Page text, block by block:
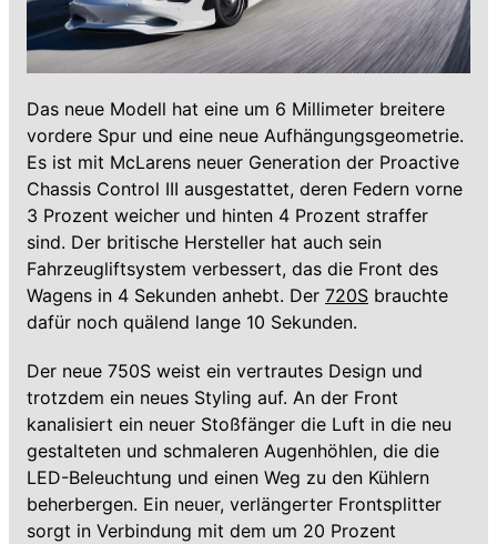
Das neue Modell hat eine um 6 Millimeter breitere
vordere Spur und eine neue Aufhängungsgeometrie.
Es ist mit McLarens neuer Generation der Proactive
Chassis Control III ausgestattet, deren Federn vorne
3 Prozent weicher und hinten 4 Prozent straffer
sind. Der britische Hersteller hat auch sein
Fahrzeugliftsystem verbessert, das die Front des
Wagens in 4 Sekunden anhebt. Der 720S brauchte
dafür noch quälend lange 10 Sekunden.
Der neue 750S weist ein vertrautes Design und
trotzdem ein neues Styling auf. An der Front
kanalisiert ein neuer Stoßfänger die Luft in die neu
gestalteten und schmaleren Augenhöhlen, die die
LED-Beleuchtung und einen Weg zu den Kühlern
beherbergen. Ein neuer, verlängerter Frontsplitter
sorgt in Verbindung mit dem um 20 Prozent